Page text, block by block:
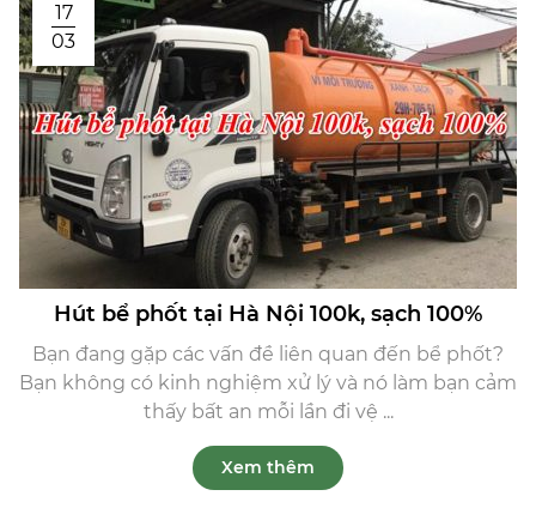
17
03
Hút bể phốt tại Hà Nội 100k, sạch 100%
Bạn đang gặp các vấn đề liên quan đến bể phốt?
Bạn không có kinh nghiệm xử lý và nó làm bạn cảm
thấy bất an mỗi lần đi vệ ...
Xem thêm